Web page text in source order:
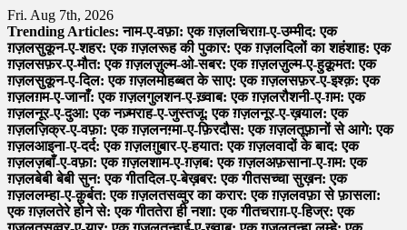
Skip
to
content
Fri. Aug 7th, 2026
Trending Articles: नाम-ए-वफ़ा: एक ग़ज़लचिराग़-ए-उम्मीद: एक
ग़ज़लसुकून-ए-शहर: एक ग़ज़लरूह की पुकार: एक ग़ज़लदिलों का शहंशाह: एक
ग़ज़लसफ़र-ए-मौत: एक ग़ज़लज़ुल्म-ओ-सबर: एक ग़ज़लज़ुल्म-ए-हुक़ूमत: एक
ग़ज़लसुकून-ए-दिल: एक ग़ज़लमोहब्बत के साए: एक ग़ज़लसफ़र-ए-इश्क़: एक
ग़ज़लग़म-ए-जानाँ: एक ग़ज़लगुलशन-ए-ख़्वाब: एक ग़ज़लरौशनी-ए-ग़म: एक
ग़ज़लनूर-ए-दुआ: एक नज़्मराह-ए-जुस्तजू: एक ग़ज़लनूर-ए-ख़याल: एक
ग़ज़लज़िक्र-ए-वफ़ा: एक ग़ज़लनग़्मा-ए-फ़िरदौस: एक ग़ज़लतूफ़ानों से आगे: एक
ग़ज़लआइना-ए-दर्द: एक ग़ज़लग़ुबार-ए-हयात: एक ग़ज़लवादों के बाद: एक
ग़ज़लज़बाँ-ए-वफ़ा: एक ग़ज़लशाम-ए-ग़ज़ब: एक ग़ज़लअफ़साना-ए-ग़म: एक
ग़ज़लबेबी बेबी सुन: एक गीतदिल-ए-बेख़बर: एक गीतसच्चा सुख़न: एक
ग़ज़ललम्हा-ए-क़ुर्बत: एक ग़ज़लतसव्वुर का करार: एक ग़ज़लवफ़ा से फ़ासला:
एक ग़ज़लतेरे होने से: एक गीततेरा ही नशा: एक गीतचराग़-ए-हिज्र: एक